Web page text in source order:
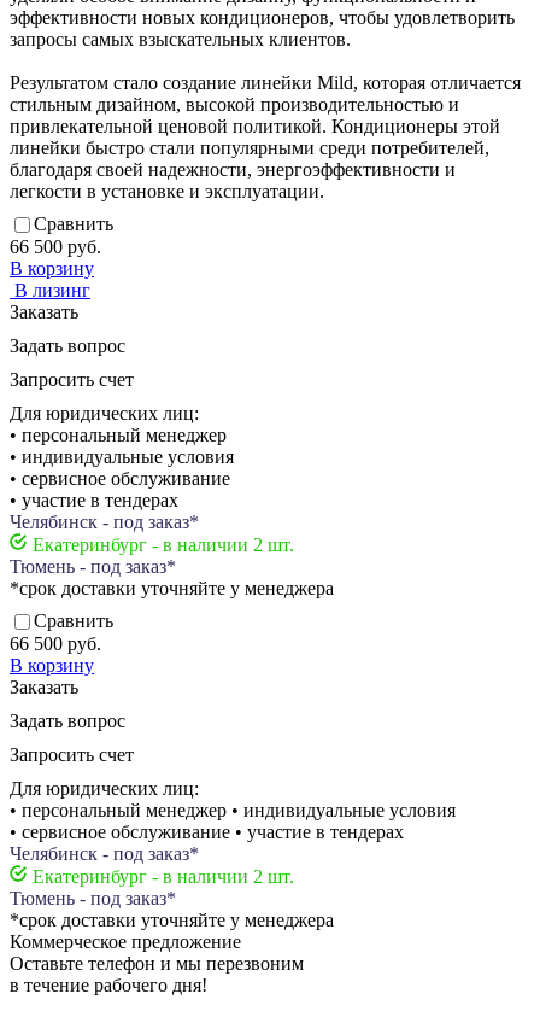
эффективности новых кондиционеров, чтобы удовлетворить
запросы самых взыскательных клиентов.
Результатом стало создание линейки Mild, которая отличается
стильным дизайном, высокой производительностью и
привлекательной ценовой политикой. Кондиционеры этой
линейки быстро стали популярными среди потребителей,
благодаря своей надежности, энергоэффективности и
легкости в установке и эксплуатации.
Сравнить
66 500 руб.
В корзину
В лизинг
Заказать
Задать вопрос
Запросить счет
Для юридических лиц:
• персональный менеджер
• индивидуальные условия
• сервисное обслуживание
• участие в тендерах
Челябинск - под заказ*
Екатеринбург - в наличии 2 шт.
Тюмень - под заказ*
*срок доставки уточняйте у менеджера
Сравнить
66 500 руб.
В корзину
Заказать
Задать вопрос
Запросить счет
Для юридических лиц:
• персональный менеджер • индивидуальные условия
• сервисное обслуживание • участие в тендерах
Челябинск - под заказ*
Екатеринбург - в наличии 2 шт.
Тюмень - под заказ*
*срок доставки уточняйте у менеджера
Коммерческое предложение
Оставьте телефон и мы перезвоним
в течение рабочего дня!